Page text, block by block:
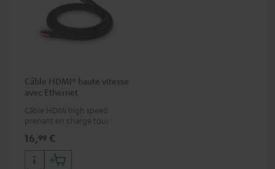
Câble HDMI® haute vitesse
avec Ethernet
Câble HDMI high speed
prenant en charge tous les
50/60p et 4K 3D
16,99 €